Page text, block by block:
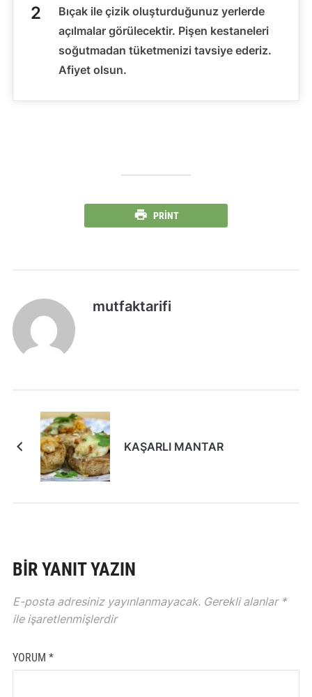
Bıçak ile çizik oluşturduğunuz yerlerde
açılmalar görülecektir. Pişen kestaneleri
soğutmadan tüketmenizi tavsiye ederiz.
Afiyet olsun.
PRINT
mutfaktarifi
KAŞARLI MANTAR
BIR YANIT YAZIN
E-posta adresiniz yayınlanmayacak. Gerekli alanlar *
ile işaretlenmişlerdir
YORUM *